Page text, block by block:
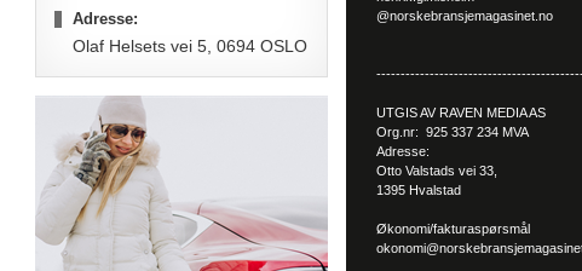
Adresse:
Olaf Helsets vei 5, 0694 OSLO
@norskebransjemagasinet.no
UTGIS AV RAVEN MEDIA AS
Org.nr: 925 337 234 MVA
Adresse:
Otto Valstads vei 33,
1395 Hvalstad
Økonomi/fakturaspørsmål